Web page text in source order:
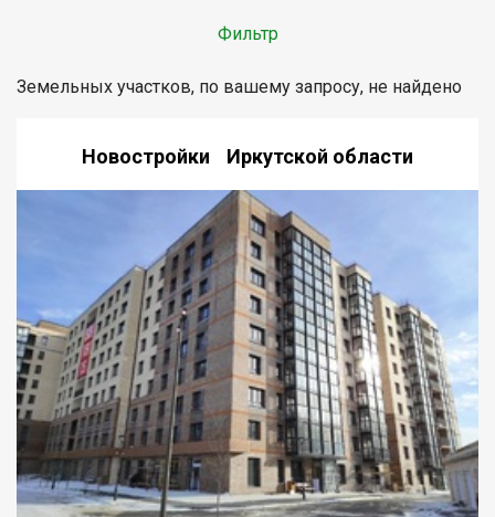
Фильтр
Земельных участков, по вашему запросу, не найдено
Новостройки Иркутской области